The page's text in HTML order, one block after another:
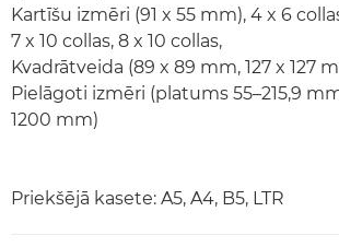
Kartīšu izmēri (91 x 55 mm), 4 x 6
7 x 10 collas, 8 x 10 collas,
Kvadrātveida (89 x 89 mm, 127 x 127
Pielāgoti izmēri (platums 55–215,9
1200 mm)
Priekšējā kasete: A5, A4, B5, LTR